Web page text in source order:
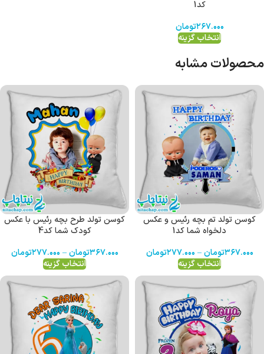
کد1
۲۶۷.۰۰۰تومان
انتخاب گزینه
محصولات مشابه
کوسن تولد تم بچه رئیس و عکس
دلخواه شما کد1
۳۶۷.۰۰۰تومان – ۲۷۷.۰۰۰تومان
انتخاب گزینه
کوسن تولد طرح بچه رئیس با عکس
کودک شما کد4
۳۶۷.۰۰۰تومان – ۲۷۷.۰۰۰تومان
انتخاب گزینه